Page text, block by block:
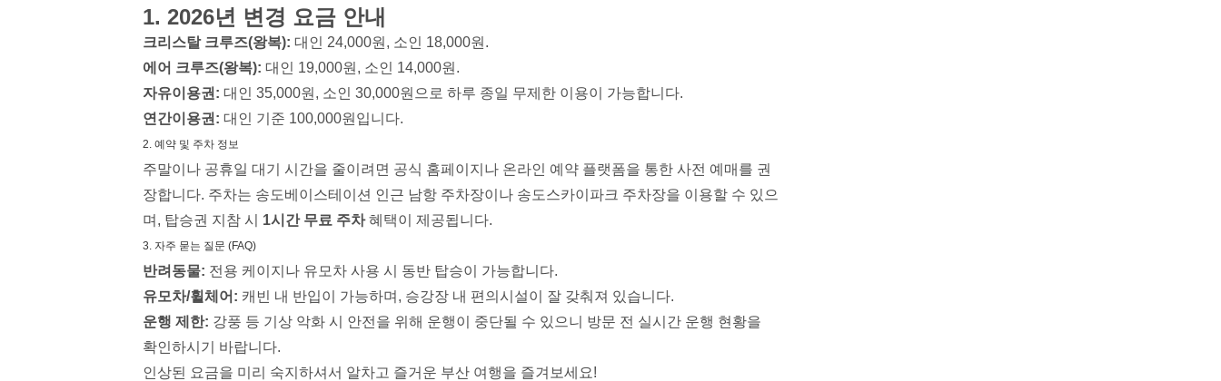
1. 2026년 변경 요금 안내
크리스탈 크루즈(왕복): 대인 24,000원, 소인 18,000원.
에어 크루즈(왕복): 대인 19,000원, 소인 14,000원.
자유이용권: 대인 35,000원, 소인 30,000원으로 하루 종일 무제한 이용이 가능합니다.
연간이용권: 대인 기준 100,000원입니다.
2. 예약 및 주차 정보
주말이나 공휴일 대기 시간을 줄이려면 공식 홈페이지나 온라인 예약 플랫폼을 통한 사전 예매를 권
장합니다. 주차는 송도베이스테이션 인근 남항 주차장이나 송도스카이파크 주차장을 이용할 수 있으
며, 탑승권 지참 시 1시간 무료 주차혜택이 제공됩니다.
3. 자주 묻는 질문 (FAQ)
반려동물: 전용 케이지나 유모차 사용 시 동반 탑승이 가능합니다.
유모차/휠체어: 캐빈 내 반입이 가능하며, 승강장 내 편의시설이 잘 갖춰져 있습니다.
운행 제한: 강풍 등 기상 악화 시 안전을 위해 운행이 중단될 수 있으니 방문 전 실시간 운행 현황을
확인하시기 바랍니다.
인상된 요금을 미리 숙지하셔서 알차고 즐거운 부산 여행을 즐겨보세요!